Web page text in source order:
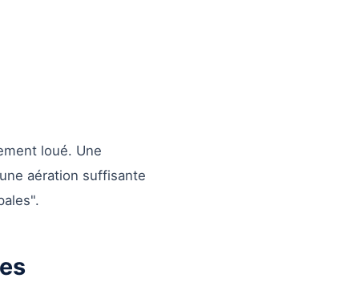
loué. Une
aération suffisante